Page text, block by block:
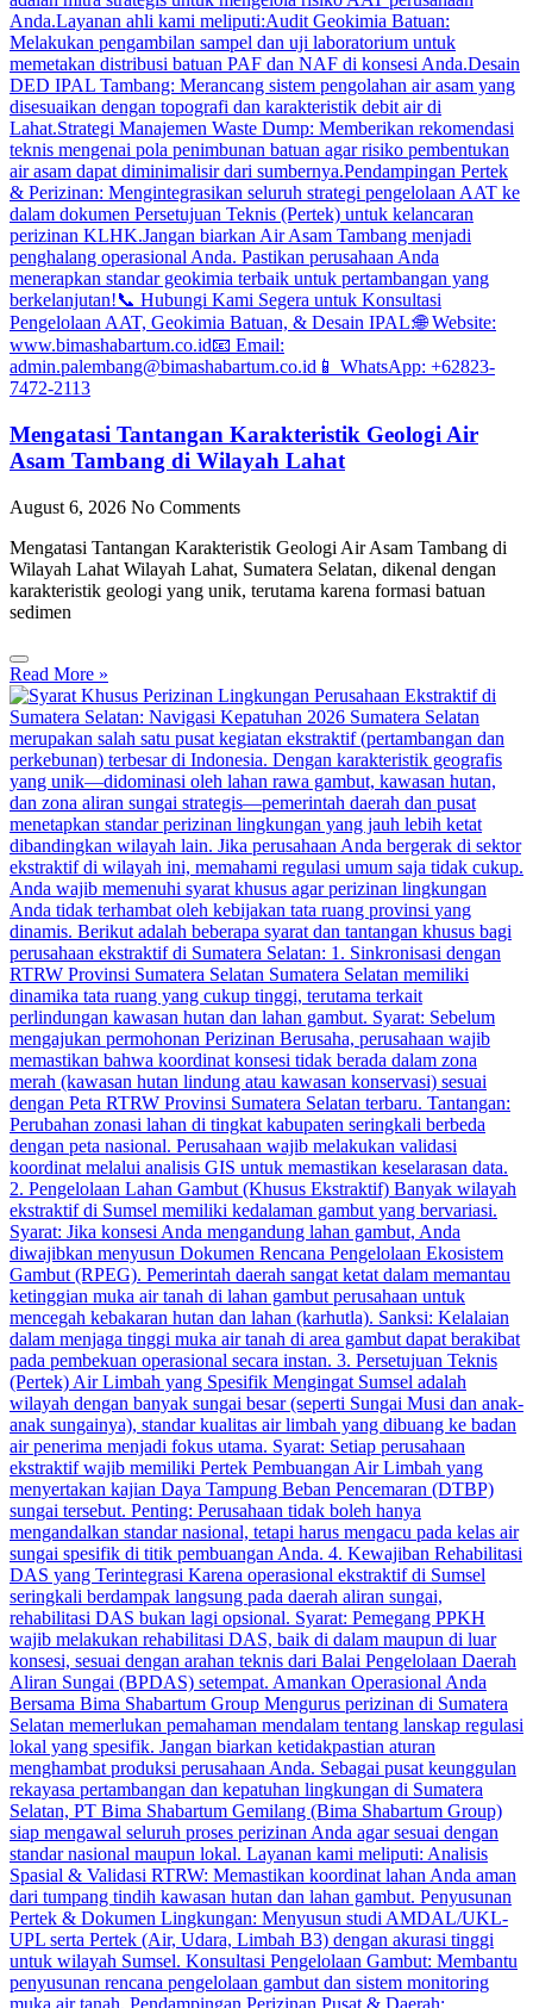
Mengatasi Tantangan Karakteristik Geologi Air
Asam Tambang di Wilayah Lahat
August 6, 2026 No Comments
Mengatasi Tantangan Karakteristik Geologi Air Asam Tambang di
Wilayah Lahat Wilayah Lahat, Sumatera Selatan, dikenal dengan
karakteristik geologi yang unik, terutama karena formasi batuan
sedimen
Read More »